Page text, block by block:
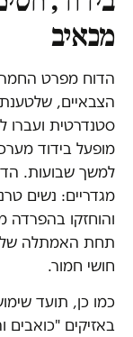
מכאיב
הדוח מפרט
הצבאיים,
סטנדרטית ועברו
מופעל בידוד
למשך שבועות.
מגדריים: נשים
תחת האמתלה של
חושי חמור.
כמו כן, תועד